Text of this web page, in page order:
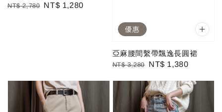
Regular
NT$ 2,780 Sale
NT$ 1,280
優惠
亞麻腰間繫帶飄逸長圓裙
Regular
NT$ 3,280
Sale
NT$ 1,380